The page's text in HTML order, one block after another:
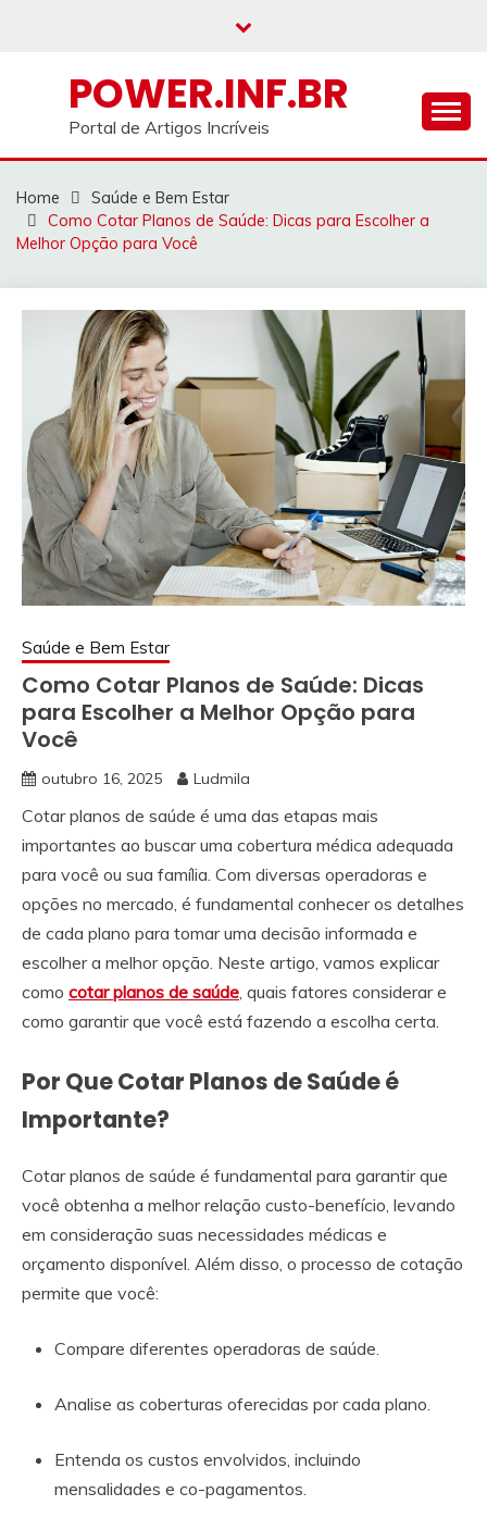
POWER.INF.BR
Portal de Artigos Incríveis
Home
Saúde e Bem Estar
Como Cotar Planos de Saúde: Dicas para Escolher a
Melhor Opção para Você
Saúde e Bem Estar
Como Cotar Planos de Saúde: Dicas
para Escolher a Melhor Opção para
Você
outubro 16, 2025 Ludmila
Cotar planos de saúde é uma das etapas mais
importantes ao buscar uma cobertura médica adequada
para você ou sua família. Com diversas operadoras e
opções no mercado, é fundamental conhecer os detalhes
de cada plano para tomar uma decisão informada e
escolher a melhor opção. Neste artigo, vamos explicar
como cotar planos de saúde , quais fatores considerar e
como garantir que você está fazendo a escolha certa.
Por Que Cotar Planos de Saúde é
Importante?
Cotar planos de saúde é fundamental para garantir que
você obtenha a melhor relação custo-benefício, levando
em consideração suas necessidades médicas e
orçamento disponível. Além disso, o processo de cotação
permite que você:
Compare diferentes operadoras de saúde.
Analise as coberturas oferecidas por cada plano.
Entenda os custos envolvidos, incluindo
mensalidades e co-pagamentos.